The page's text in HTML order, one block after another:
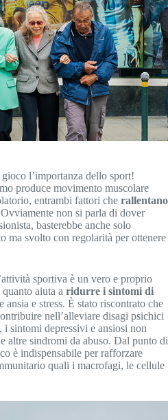
l’importanza dello sport!
produce movimento muscolare
entrambi fattori che rallentano
non si parla di dover
basterebbe anche solo
ma svolto con regolarità per ottenere
sportiva è un vero e proprio
aiuta a ridurre i sintomi di
ansia e stress. È stato riscontrato che
nell’alleviare disagi psichici
sintomi depressivi e ansiosi non
altre sindromi da abuso. Dal punto di
è indispensabile per rafforzare
quali i macrofagi, le cellule